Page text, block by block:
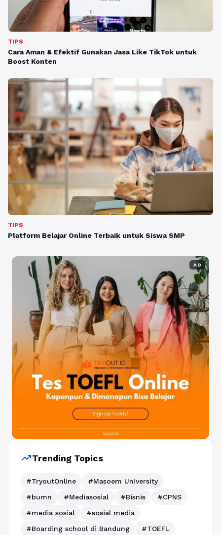
TIPS
Cara Aman & Efektif Gunakan Jasa Like TikTok untuk
Boost Konten
TIPS
Platform Belajar Online Terbaik untuk Siswa SMP
AD
trending_upTrending Topics
#TryoutOnline
#Masoem University
#bumn
#Mediasosial #Bisnis
#CPNS
#media sosial
#sosial media
#Boarding school di Bandung
#TOEFL